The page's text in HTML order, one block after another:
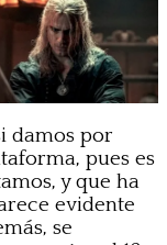
damos por
pues es
y que ha
evidente
se